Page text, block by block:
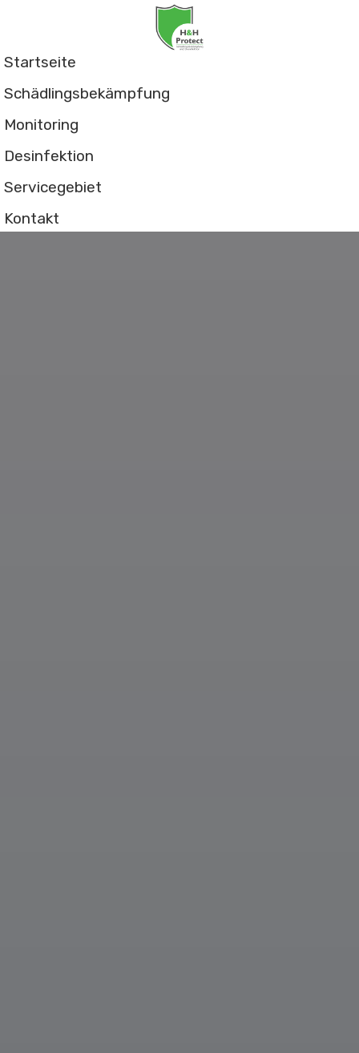
Startseite
Schädlingsbekämpfung
Monitoring
Desinfektion
Servicegebiet
Kontakt